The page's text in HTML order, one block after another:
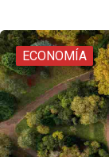
ECONOMÍA